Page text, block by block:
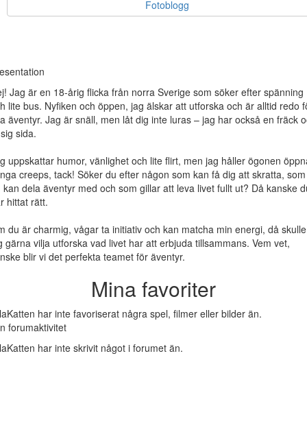
Fotoblogg
Jag är en 18-årig flicka från norra Sverige som söker efter spänning
lite bus. Nyfiken och öppen, jag älskar att utforska och är alltid redo
äventyr. Jag är snäll, men låt dig inte luras – jag har också en fräck
sida.
uppskattar humor, vänlighet och lite flirt, men jag håller ögonen
creeps, tack! Söker du efter någon som kan få dig att skratta, som
kan dela äventyr med och som gillar att leva livet fullt ut? Då kanske
hittat rätt.
du är charmig, vågar ta initiativ och kan matcha min energi, då skulle
gärna vilja utforska vad livet har att erbjuda tillsammans. Vem vet,
blir vi det perfekta teamet för äventyr.
Mina favoriter
har inte favoriserat några spel, filmer eller bilder än.
forumaktivitet
har inte skrivit något i forumet än.